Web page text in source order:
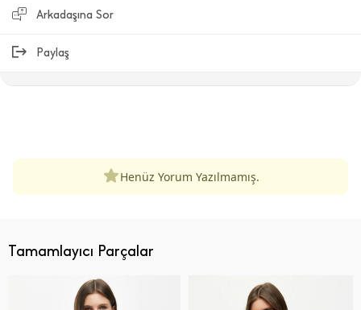
Arkadaşına Sor
Paylaş
Henüz Yorum Yazılmamış.
Tamamlayıcı Parçalar